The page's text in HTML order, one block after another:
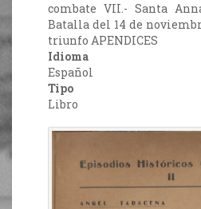
combate VII.- Santa
Batalla del 14 de
triunfo APENDICES
Idioma
Español
Tipo
Libro